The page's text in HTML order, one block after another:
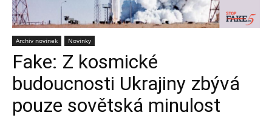
Archiv novinek Novinky
Fake: Z kosmické
budoucnosti Ukrajiny zbývá
pouze sovětská minulost